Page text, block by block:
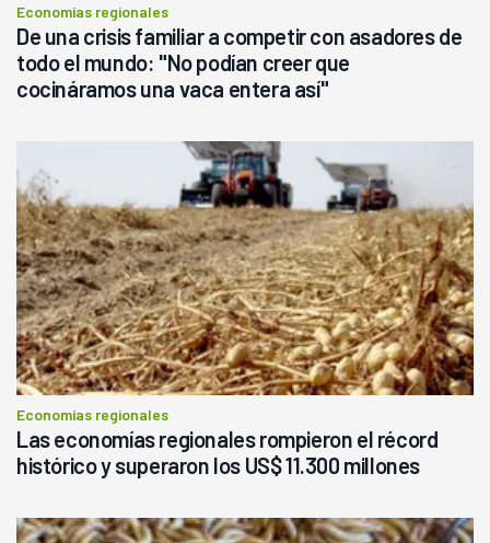
Economías regionales
De una crisis familiar a competir con asadores de
todo el mundo: "No podían creer que
cocináramos una vaca entera así"
Economías regionales
Las economías regionales rompieron el récord
histórico y superaron los US$ 11.300 millones